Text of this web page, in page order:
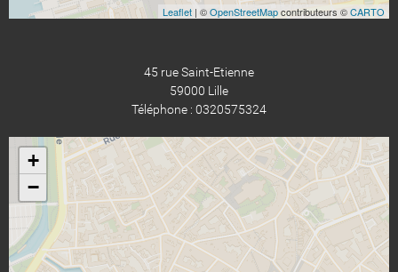
Leaflet | ©OpenStreetMapcontributeurs ©CARTO
45 rue Saint-Etienne
59000 Lille
Téléphone : 0320575324
+
−